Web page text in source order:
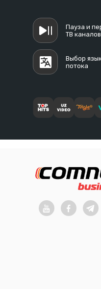
Пауза и
ТВ каналов
Выбор
потока